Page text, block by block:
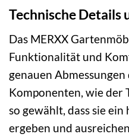
Technische Details
Das MERXX
Funktionalität und
genauen
Komponenten, wie der
so gewählt, dass sie
ergeben und